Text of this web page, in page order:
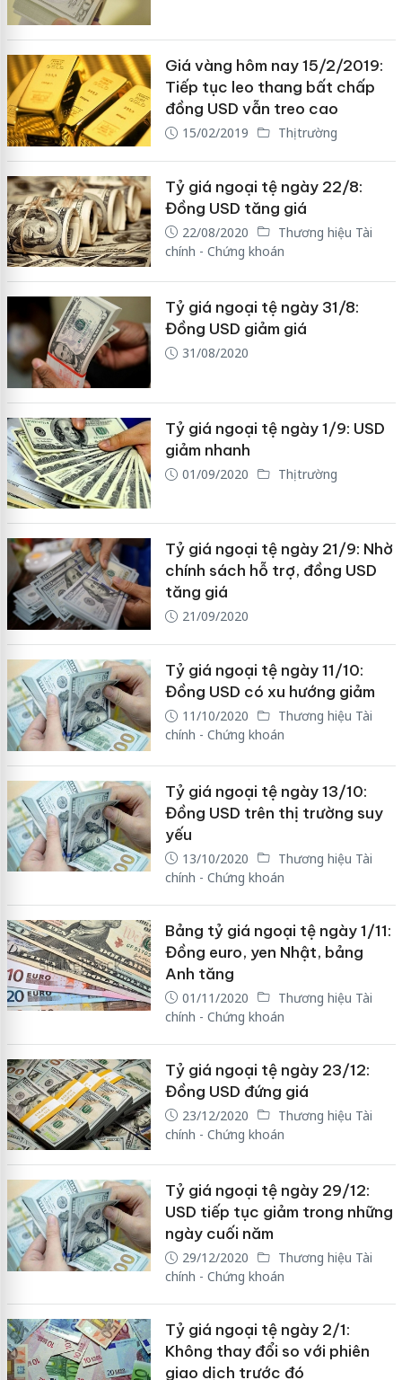
Giá vàng hôm nay 15/2/2019:
Tiếp tục leo thang bất chấp
đồng USD vẫn treo cao
15/02/2019 Thị trường
Tỷ giá ngoại tệ ngày 22/8:
Đồng USD tăng giá
22/08/2020
Thương hiệu Tài
chính - Chứng khoán
Tỷ giá ngoại tệ ngày 31/8:
Đồng USD giảm giá
31/08/2020
Tỷ giá ngoại tệ ngày 1/9: USD
giảm nhanh
01/09/2020 Thị trường
Tỷ giá ngoại tệ ngày 21/9: Nhờ
chính sách hỗ trợ, đồng USD
tăng giá
21/09/2020
Tỷ giá ngoại tệ ngày 11/10:
Đồng USD có xu hướng giảm
11/10/2020
Thương hiệu Tài
chính - Chứng khoán
Tỷ giá ngoại tệ ngày 13/10:
Đồng USD trên thị trường suy
yếu
13/10/2020
Thương hiệu Tài
chính - Chứng khoán
Bảng tỷ giá ngoại tệ ngày 1/11:
Đồng euro, yen Nhật, bảng
Anh tăng
01/11/2020
Thương hiệu Tài
chính - Chứng khoán
Tỷ giá ngoại tệ ngày 23/12:
Đồng USD đứng giá
23/12/2020
Thương hiệu Tài
chính - Chứng khoán
Tỷ giá ngoại tệ ngày 29/12:
USD tiếp tục giảm trong những
ngày cuối năm
29/12/2020
Thương hiệu Tài
chính - Chứng khoán
Tỷ giá ngoại tệ ngày 2/1:
Không thay đổi so với phiên
giao dịch trước đó